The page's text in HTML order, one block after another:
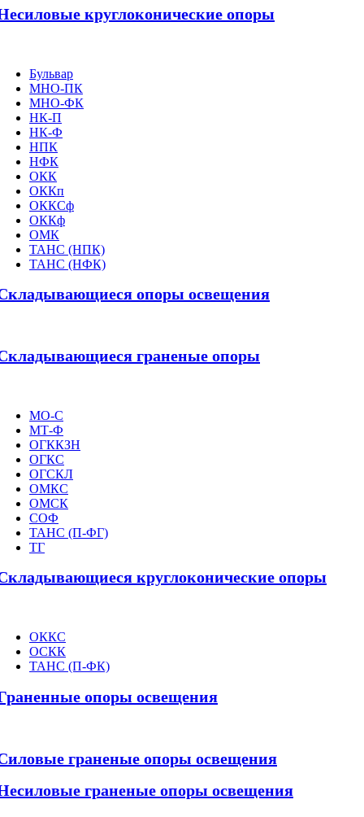
круглоконические опоры
Бульвар
МНО-ПК
МНО-ФК
НК-П
НК-Ф
НПК
НФК
ОКК
ОККп
ОККСф
ОККф
ОМК
ТАНС (НПК)
ТАНС (НФК)
опоры освещения
граненые опоры
МО-С
МТ-Ф
ОГККЗН
ОГКС
ОГСКЛ
ОМКС
ОМСК
СОФ
ТАНС (П-ФГ)
ТГ
круглоконические опоры
ОККС
ОСКК
ТАНС (П-ФК)
опоры освещения
граненые опоры освещения
граненые опоры освещения